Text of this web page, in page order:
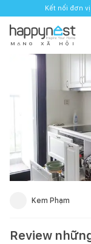
Kết nối đơn
M Ạ N G X Ã H Ộ I
Kem Phạm
Review